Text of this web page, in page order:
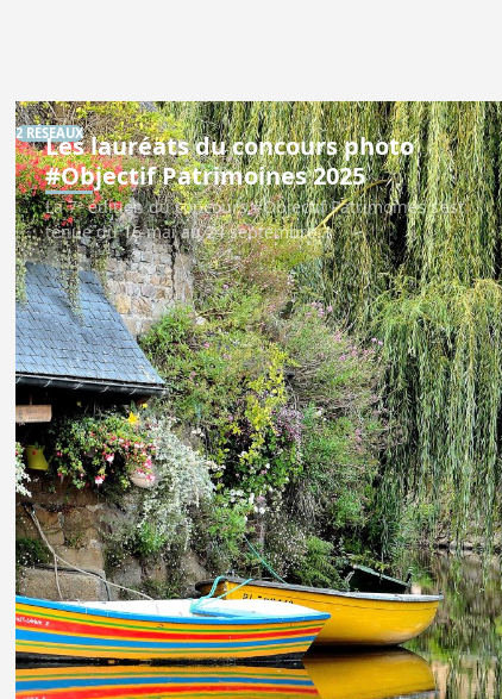
2 RÉSEAUX
Les lauréats du concours photo
#Objectif Patrimoines 2025
La 7ᵉ édition du concours #Objectif Patrimoines s’est
tenue du 16 mai au 24 septembre…